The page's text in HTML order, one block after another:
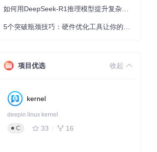
项目优选 收起
kernel
deepin linux kernel
C
33 16